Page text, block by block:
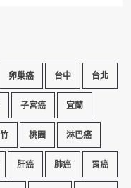
卵巢癌 台中 台北
子宮癌 宜蘭
桃園 淋巴癌
肝癌 肺癌 胃癌